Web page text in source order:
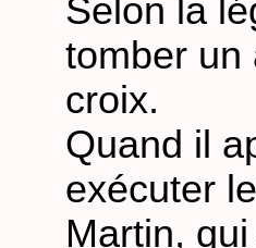
Selon la
tomber un
croix.
Quand il
exécuter
Martin,